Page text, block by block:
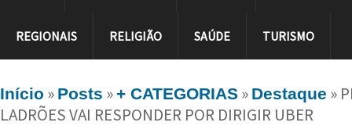
REGIONAIS RELIGIÃO SAÚDE TURISMO
Início » Posts »+ CATEGORIAS » Destaque »
LADRÕES VAI RESPONDER POR DIRIGIR UBER